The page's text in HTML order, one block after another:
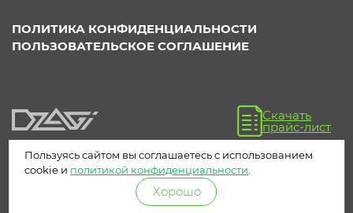
ПОЛИТИКА КОНФИДЕНЦИАЛЬНОСТИ
ПОЛЬЗОВАТЕЛЬСКОЕ СОГЛАШЕНИЕ
Скачать
прайс-лист
Пользуясь сайтом вы соглашаетесь с использованием
cookie и политикой конфиденциальности
Хорошо